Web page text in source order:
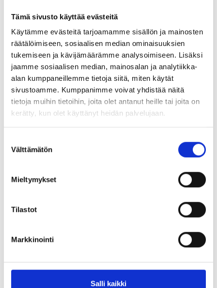
Tämä sivusto käyttää evästeitä
Käytämme evästeitä tarjoamamme sisällön ja mainosten
räätälöimiseen, sosiaalisen median ominaisuuksien
tukemiseen ja kävijämäärämme analysoimiseen. Lisäksi
jaamme sosiaalisen median, mainosalan ja analytiikka-
alan kumppaneillemme tietoja siitä, miten käytät
sivustoamme. Kumppanimme voivat yhdistää näitä
tietoja muihin tietoihin, joita olet antanut heille tai joita on
kerätty, kun olet käyttänyt heidän palvelujaan.
valinta
Välttämätön
Mieltymykset
Tilastot
Markkinointi
Salli kaikki
hyväksyä se, että kaikkea ei voi kaikesta tietää.
Berliinin vierailuni “kotiläksyksi” nappasin Stasi-arkistosta
vanhemmilleni ja itselleni lomakkeen, jonka avulla voi
tiedustella, onko Stasin tiedoissa jotakin meistä.
Vierailimmehan DDR:ssä 1980-luvulla kirkkojen
työntekijöiden perheleirillä. Itse olin vasta 17-vuotias, mutta
vanhemmillani oli muitakin matkoja. Aika jännittävältä tuntuu
tämä prosessi, ja sitäkin on mielenkiintoista seurata
oppilaiden kanssa.
Tähän loppuun joitakin vinkkejä Berliiniin ja
Saksaan tutustumiseen oppitunneilla:
esittelee Berliinin
historiaa lyhyin artikkelein ja runsain historiallisin
mitä juuri siinä paikassa on tapahtunut eri aikoina.
Yhdistyksen toteuttama. Kielivaihtoehdot
Ilmainen sovellus
on samantapainen.
Going Local Berlin